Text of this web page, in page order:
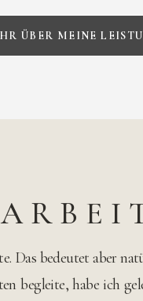
ÜBER MEINE
bedeutet aber
begleite, habe ich